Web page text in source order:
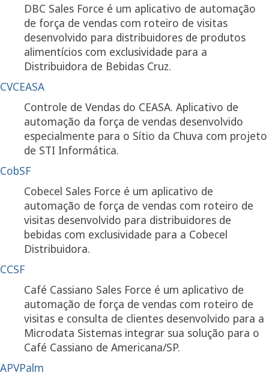
DBC Sales Force é um aplicativo de automação
de força de vendas com roteiro de visitas
desenvolvido para distribuidores de produtos
alimentícios com exclusividade para a
Distribuidora de Bebidas Cruz.
CVCEASA
Controle de Vendas do CEASA. Aplicativo de
automação da força de vendas desenvolvido
especialmente para o Sítio da Chuva com projeto
de STI Informática.
CobSF
Cobecel Sales Force é um aplicativo de
automação de força de vendas com roteiro de
visitas desenvolvido para distribuidores de
bebidas com exclusividade para a Cobecel
Distribuidora.
CCSF
Café Cassiano Sales Force é um aplicativo de
automação de força de vendas com roteiro de
visitas e consulta de clientes desenvolvido para a
Microdata Sistemas integrar sua solução para o
Café Cassiano de Americana/SP.
APVPalm